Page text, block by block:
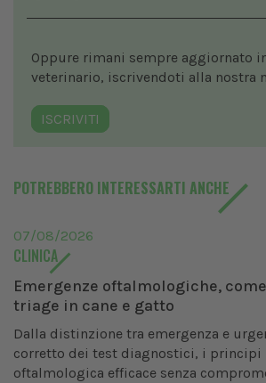
Oppure rimani sempre aggiornato
veterinario, iscrivendoti alla nostra
ISCRIVITI
POTREBBERO INTERESSARTI ANCHE
07/08/2026
CLINICA
Emergenze oftalmologiche,
triage in cane e gatto
Dalla distinzione tra emergenza e
corretto dei test diagnostici, i principi
oftalmologica efficace senza